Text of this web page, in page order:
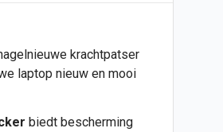
krachtpatser
laptop nieuw en mooi
biedt bescherming